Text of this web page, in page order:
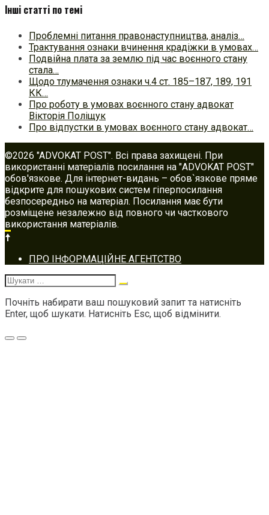
Інші статті по темі
Проблемні питання правонаступництва, аналіз…
Трактування ознаки вчинення крадіжки в умовах…
Подвійна плата за землю під час воєнного стану
стала…
Щодо тлумачення ознаки ч.4 ст. 185–187, 189, 191
КК…
Про роботу в умовах воєнного стану адвокат
Вікторія Поліщук
Про відпустки в умовах воєнного стану адвокат…
©2026 "ADVOKAT POST". Всі права захищені. При
використанні матеріалів посилання на "ADVOKAT POST"
обов'язкове. Для інтернет-видань – обов`язкове пряме
відкрите для пошукових систем гіперпосилання
безпосередньо на матеріал. Посилання має бути
розміщене незалежно від повного чи часткового
використання матеріалів.
Footer
navigation
ПРО ІНФОРМАЦІЙНЕ АГЕНТСТВО
Шукати:
Почніть набирати ваш пошуковий запит та натисніть
Enter, щоб шукати. Натисніть Esc, щоб відмінити.
Меню